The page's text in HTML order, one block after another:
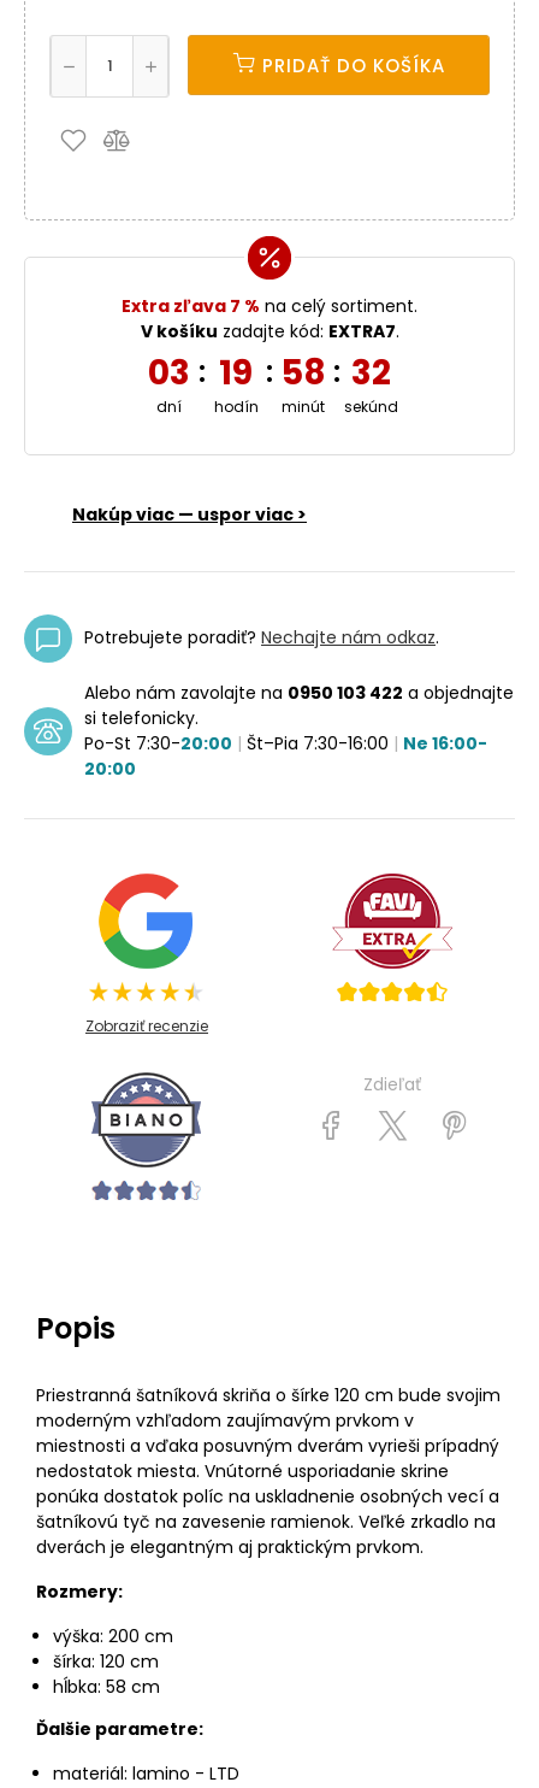
PRIDAŤ DO KOŠÍKA
Extra zľava 7 % na celý sortiment.
V košíku zadajte kód: EXTRA7.
03
dní
: 19
hodín
: 58
minút
: 32
sekúnd
Nakúp viac — uspor viac >
Potrebujete poradiť? Nechajte nám odkaz.
Alebo nám zavolajte na 0950 103 422 a objednajte
si telefonicky.
Po-St 7:30-20:00 | Št–Pia 7:30-16:00 | Ne 16:00-
20:00
Zobraziť recenzie
Zdieľať
Popis
Priestranná šatníková skriňa o šírke 120 cm bude svojim
moderným vzhľadom zaujímavým prvkom v
miestnosti a vďaka posuvným dverám vyrieši prípadný
nedostatok miesta. Vnútorné usporiadanie skrine
ponúka dostatok políc na uskladnenie osobných vecí a
šatníkovú tyč na zavesenie ramienok. Veľké zrkadlo na
dverách je elegantným aj praktickým prvkom.
Rozmery:
výška: 200 cm
šírka: 120 cm
hĺbka: 58 cm
Ďalšie parametre:
materiál: lamino - LTD